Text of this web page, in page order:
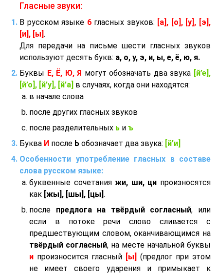
Гласные звуки:
В русском языке 6гласных звуков:
[а], [о], [у], [э],
[и], [ы] .
Для передачи на письме шести гласных звуков
используют десять букв: а, о, у, э, и, ы, е, ё, ю, я.
Буквы Е, Ё, Ю, Я могут обозначать два звука
[й’е],
[й’о], [й’у], [й’а] в случаях, когда они находятся:
в начале слова
после других гласных звуков
после разделительных ь и ъ
Буква И после Ь обозначает два звука: [й’и]
Особенности употребление гласных в составе
слова русском языке:
буквенные сочетанияжи, ши, ци произносятся
как [жы], [шы], [цы] .
после предлога на твёрдый согласный, или
если в потоке речи слово сливается с
предшествующим словом, оканчивающимся на
твёрдый согласный, на месте начальной буквы
и произносится гласный [ы]
(предлог при этом
не имеет своего ударения и примыкает к